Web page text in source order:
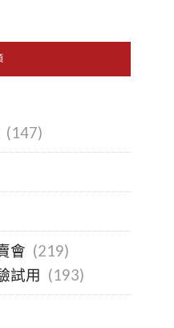
(147)
會 (219)
試用 (193)